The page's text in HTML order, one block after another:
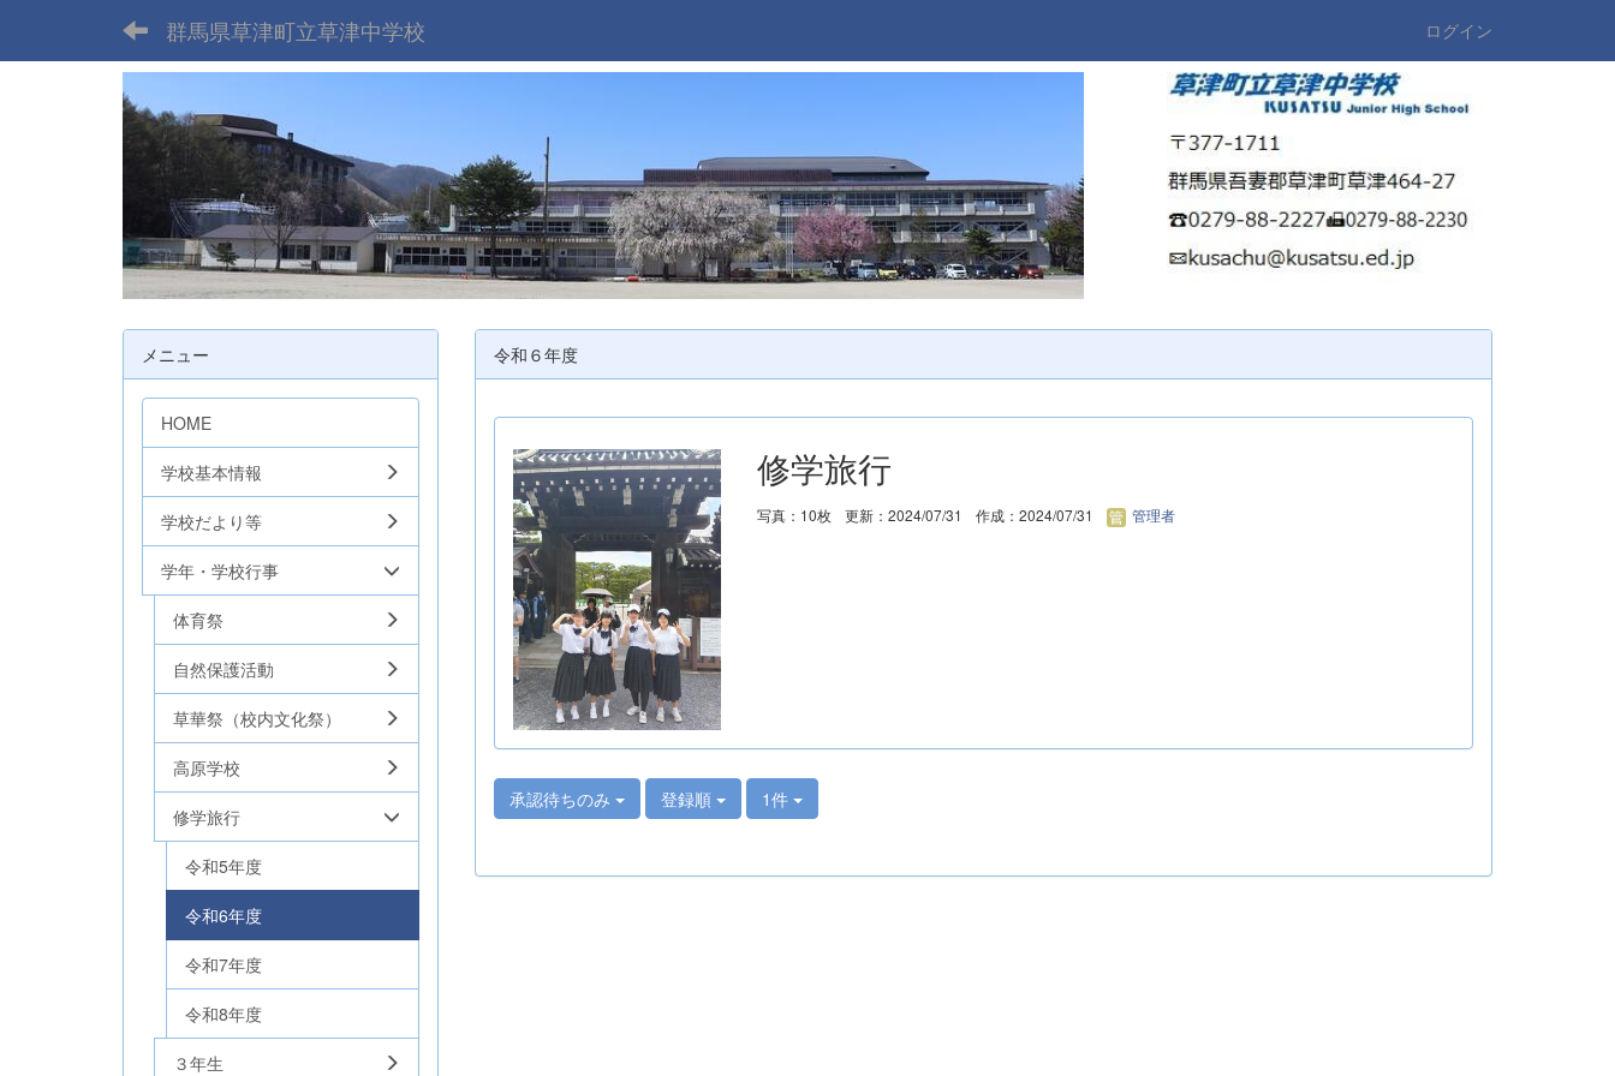
群馬県草津町立草津中学校 ログイン
令和６年度
修学旅行
写真：10枚 更新：2024/07/31 作成：2024/07/31 管理者
承認待ちのみ 登録順 1件
メニュー
HOME
学校基本情報
学校だより等
学年・学校行事
体育祭
自然保護活動
草華祭（校内文化祭）
高原学校
修学旅行
令和5年度
令和6年度
令和7年度
令和8年度
３年生